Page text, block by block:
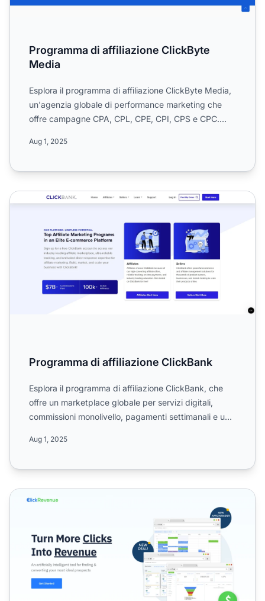
Programma di affiliazione ClickByte
Media
Esplora il programma di affiliazione ClickByte Media,
un'agenzia globale di performance marketing che
offre campagne CPA, CPL, CPE, CPI, CPS e CPC.
Aug 1, 2025
Programma di affiliazione ClickBank
Programma di affiliazione ClickBank
Esplora il programma di affiliazione ClickBank, che
offre un marketplace globale per servizi digitali,
commissioni monolivello, pagamenti settimanali e una
Aug 1, 2025
Programma di Affiliazione ClickRevenue